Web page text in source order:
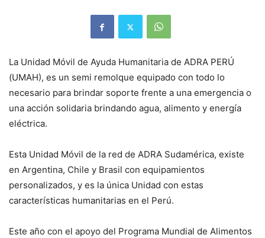
La Unidad Móvil de Ayuda Humanitaria de ADRA PERÚ
(UMAH), es un semi remolque equipado con todo lo
necesario para brindar soporte frente a una emergencia o
una acción solidaria brindando agua, alimento y energía
eléctrica.
Esta Unidad Móvil de la red de ADRA Sudamérica, existe
en Argentina, Chile y Brasil con equipamientos
personalizados, y es la única Unidad con estas
características humanitarias en el Perú.
Este año con el apoyo del Programa Mundial de Alimentos